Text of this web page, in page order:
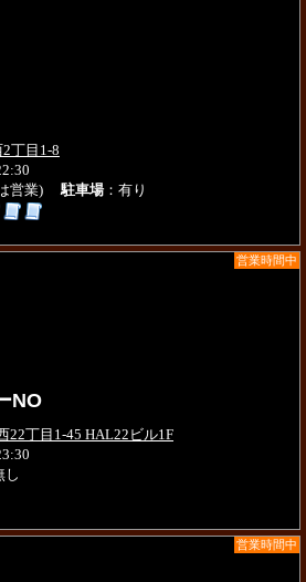
丁目1-8
は営業)駐車場：有り
NO
22丁目1-45 HAL22ビル1F
し
営業時間中
営業時間中